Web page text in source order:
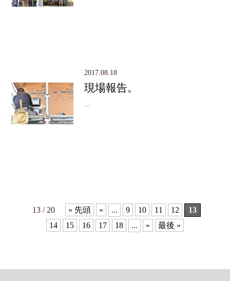
2017.08.18
現場報告。
13 / 20 « 先頭 « ... 9 10 11 12
13
14
15 16 17 18 ... » 最後 »